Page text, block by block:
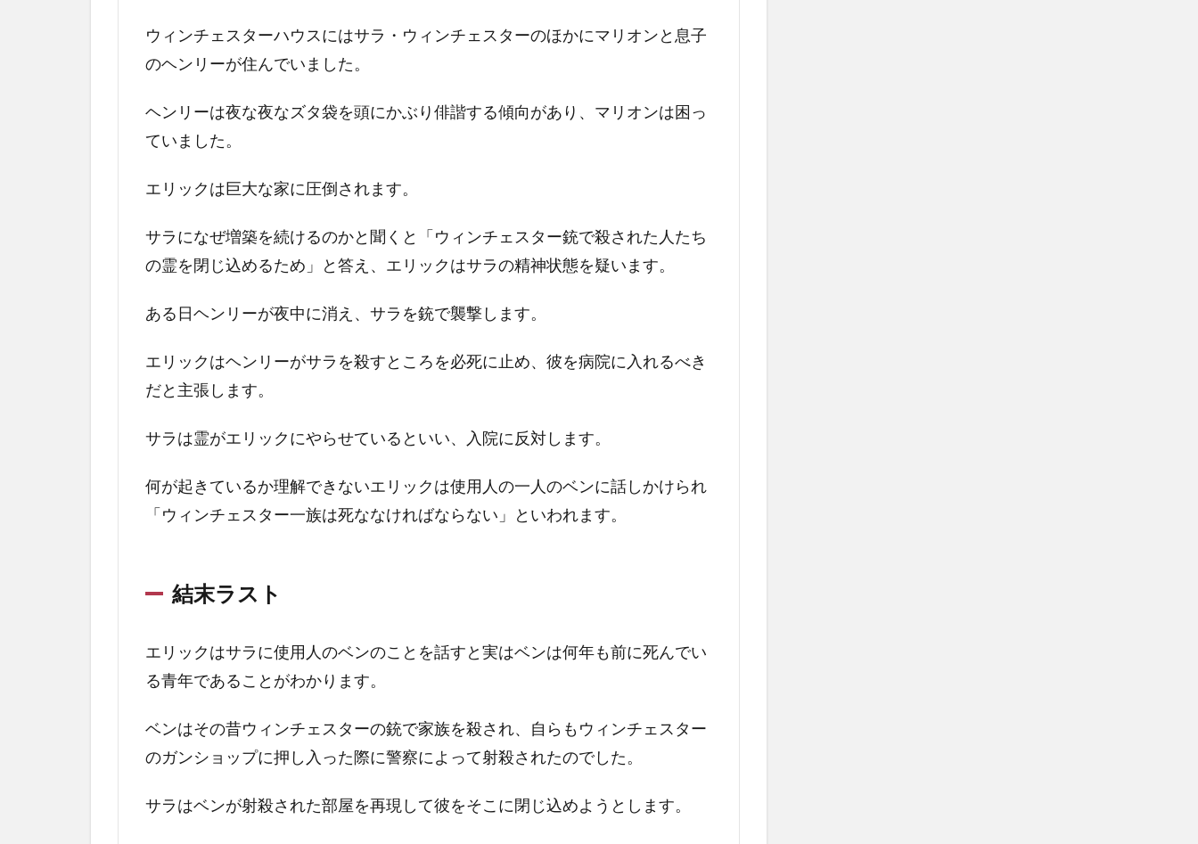
ネ
バ
感
想
ウィ
ェス
ー・
テリ
ウス
とは
なぜ
サラ
築す
るか
の意
味
感想
レビ
4
最
に
ウィンチェスターハウスにはサラ・ウィンチェスターのほかにマリオンと息子
のヘンリーが住んでいました。
ヘンリーは夜な夜なズタ袋を頭にかぶり俳諧する傾向があり、マリオンは困っ
ていました。
エリックは巨大な家に圧倒されます。
サラになぜ増築を続けるのかと聞くと「ウィンチェスター銃で殺された人たち
の霊を閉じ込めるため」と答え、エリックはサラの精神状態を疑います。
ある日ヘンリーが夜中に消え、サラを銃で襲撃します。
エリックはヘンリーがサラを殺すところを必死に止め、彼を病院に入れるべき
だと主張します。
サラは霊がエリックにやらせているといい、入院に反対します。
何が起きているか理解できないエリックは使用人の一人のベンに話しかけられ
「ウィンチェスター一族は死ななければならない」といわれます。
結末ラスト
エリックはサラに使用人のベンのことを話すと実はベンは何年も前に死んでい
る青年であることがわかります。
ベンはその昔ウィンチェスターの銃で家族を殺され、自らもウィンチェスター
のガンショップに押し入った際に警察によって射殺されたのでした。
サラはベンが射殺された部屋を再現して彼をそこに閉じ込めようとします。